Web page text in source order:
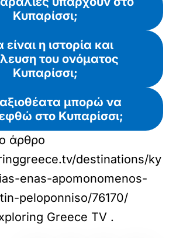
Κυπαρίσσι;
είναι η ιστορία και
του ονόματος
Κυπαρίσσι;
μπορώ να
στο Κυπαρίσσι;
άρθρο
destinations/ky
enas-apomonomenos-
peloponniso/76170/
Greece TV .